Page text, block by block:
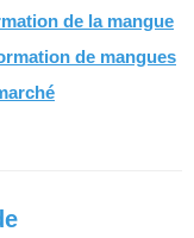
de la mangue
de mangues